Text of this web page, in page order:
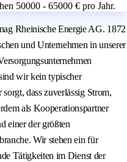
50000 - 65000 € pro Jahr.
Rheinische Energie AG. 1872
und Unternehmen in unserer
wir kein typischer
dass zuverlässig Strom,
als Kooperationspartner
einer der größten
Wir stehen ein für
Tätigkeiten im Dienst der